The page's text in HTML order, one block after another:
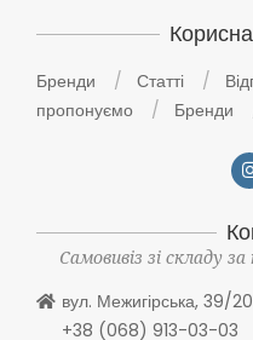
Бренди Статті
пропонуємо
Бренди
Самовивіз зі складу
вул. Межигірська, 39/
+38 (068) 913-03-03